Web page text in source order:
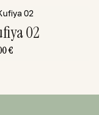
02
€